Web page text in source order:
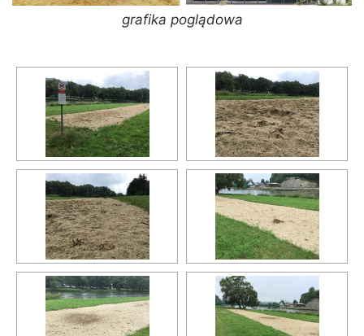
grafika poglądowa